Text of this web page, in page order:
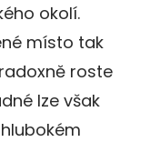
okolí.
místo tak
roste
lze však